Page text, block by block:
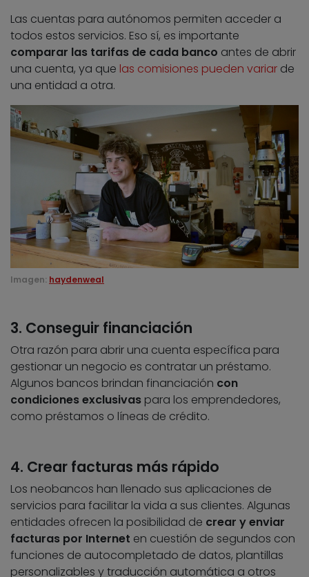
Las cuentas para autónomos permiten acceder a
todos estos servicios. Eso sí, es importante
comparar las tarifas de cada banco antes de abrir
una cuenta, ya que las comisiones pueden variar de
una entidad a otra.
Imagen: haydenweal
3. Conseguir financiación
Otra razón para abrir una cuenta específica para
gestionar un negocio es contratar un préstamo.
Algunos bancos brindan financiación con
condiciones exclusivas para los emprendedores,
como préstamos o líneas de crédito.
4. Crear facturas más rápido
Los neobancos han llenado sus aplicaciones de
servicios para facilitar la vida a sus clientes. Algunas
entidades ofrecen la posibilidad de crear y enviar
facturas por Internet en cuestión de segundos con
funciones de autocompletado de datos, plantillas
personalizables y traducción automática a otros